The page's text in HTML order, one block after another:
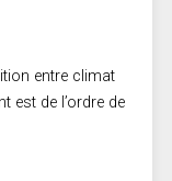
entre climat
est de l’ordre de